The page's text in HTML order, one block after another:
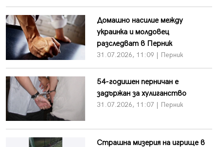
Домашно насилие между
украинка и молдовец
разследват в Перник
31.07.2026, 11:09 | Перник
54-годишен перничан е
задържан за хулиганство
31.07.2026, 11:07 | Перник
Страшна мизерия на игрище в